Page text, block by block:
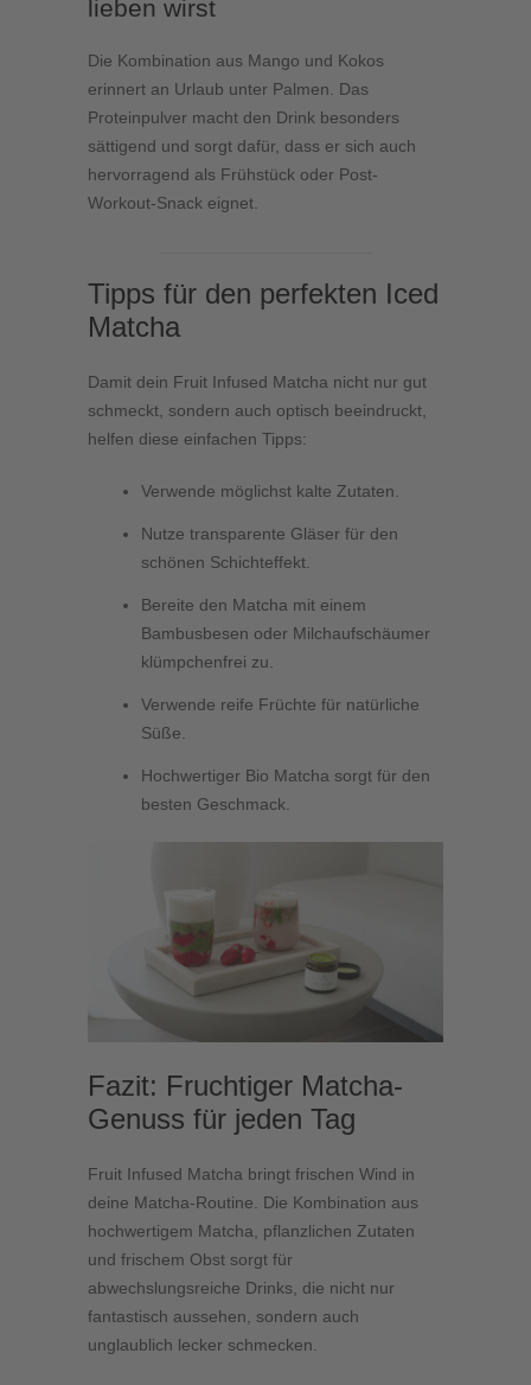
lieben wirst
Die Kombination aus Mango und Kokos
erinnert an Urlaub unter Palmen. Das
Proteinpulver macht den Drink besonders
sättigend und sorgt dafür, dass er sich auch
hervorragend als Frühstück oder Post-
Workout-Snack eignet.
Tipps für den perfekten Iced
Matcha
Damit dein Fruit Infused Matcha nicht nur gut
schmeckt, sondern auch optisch beeindruckt,
helfen diese einfachen Tipps:
Verwende möglichst kalte Zutaten.
Nutze transparente Gläser für den
schönen Schichteffekt.
Bereite den Matcha mit einem
Bambusbesen oder Milchaufschäumer
klümpchenfrei zu.
Verwende reife Früchte für natürliche
Süße.
Hochwertiger Bio Matcha sorgt für den
besten Geschmack.
Fazit: Fruchtiger Matcha-
Genuss für jeden Tag
Fruit Infused Matcha bringt frischen Wind in
deine Matcha-Routine. Die Kombination aus
hochwertigem Matcha, pflanzlichen Zutaten
und frischem Obst sorgt für
abwechslungsreiche Drinks, die nicht nur
fantastisch aussehen, sondern auch
unglaublich lecker schmecken.